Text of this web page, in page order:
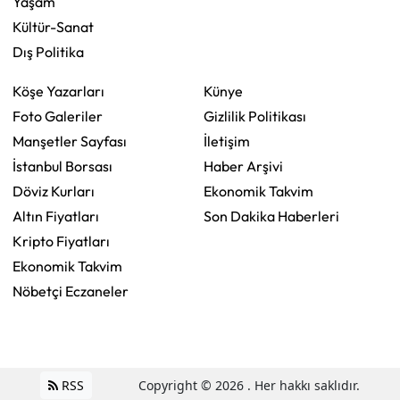
Kültür-Sanat
Dış Politika
Köşe Yazarları
Foto Galeriler
Manşetler Sayfası
İstanbul Borsası
Döviz Kurları
Altın Fiyatları
Kripto Fiyatları
Ekonomik Takvim
Nöbetçi Eczaneler
Künye
Gizlilik Politikası
İletişim
Haber Arşivi
Ekonomik Takvim
Son Dakika Haberleri
RSS Copyright © 2026 . Her hakkı saklıdır.